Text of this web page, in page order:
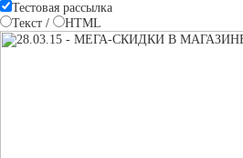
Тестовая рассылка
Текст / HTML